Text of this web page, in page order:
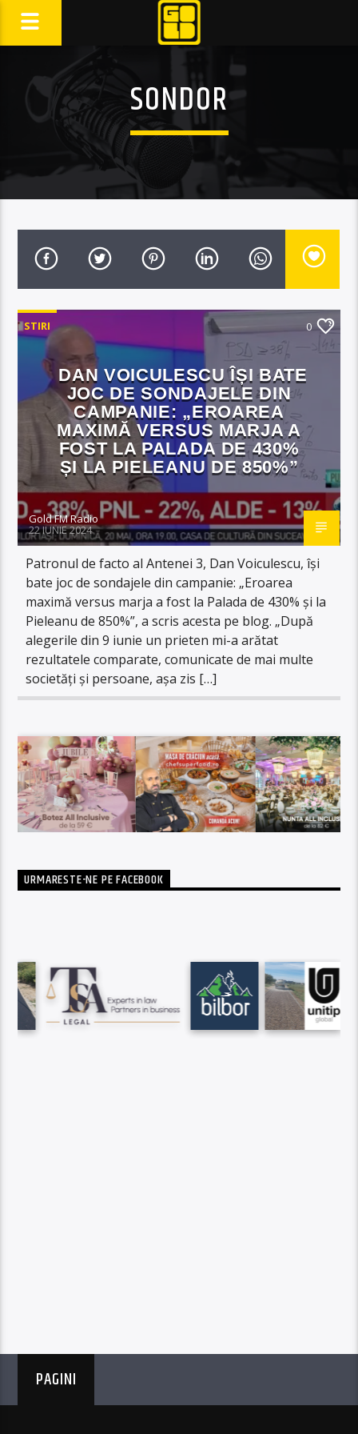
SONDOR
STIRI 0
DAN VOICULESCU ÎȘI BATE
JOC DE SONDAJELE DIN
CAMPANIE: „EROAREA
MAXIMĂ VERSUS MARJA A
FOST LA PALADA DE 430%
ȘI LA PIELEANU DE 850%”
Gold FM Radio
22 IUNIE 2024
Patronul de facto al Antenei 3, Dan Voiculescu, își
bate joc de sondajele din campanie: „Eroarea
maximă versus marja a fost la Palada de 430% și la
Pieleanu de 850%”, a scris acesta pe blog. „După
alegerile din 9 iunie un prieten mi-a arătat
rezultatele comparate, comunicate de mai multe
societăți și persoane, așa zis […]
URMARESTE-NE PE FACEBOOK
PAGINI